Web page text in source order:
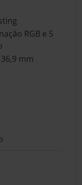
RGB e 5
mm